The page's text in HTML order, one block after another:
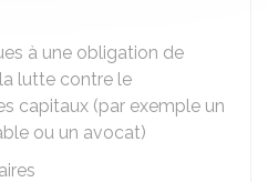
à une obligation de
lutte contre le
capitaux (par exemple un
ou un avocat)